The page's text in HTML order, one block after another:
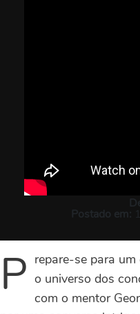
Postado em:
Prepare-se para
o universo dos
com o mentor